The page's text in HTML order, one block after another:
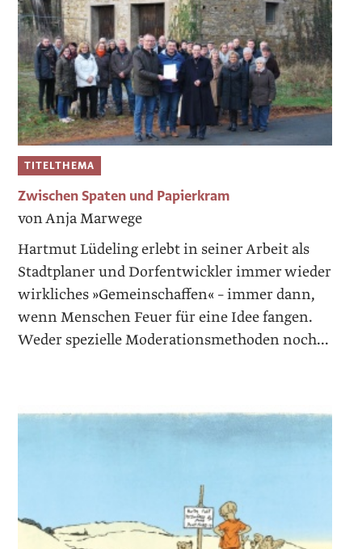
TITELTHEMA
Zwischen Spaten und Papierkram
von Anja Marwege
Hartmut Lüdeling erlebt in seiner Arbeit als
Stadtplaner und Dorfentwickler immer wieder
wirkliches »Gemeinschaffen« – immer dann,
wenn Menschen Feuer für eine Idee fangen.
Weder spezielle Moderationsmethoden noch...